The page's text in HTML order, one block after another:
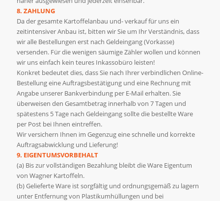
8. ZAHLUNG
Da der gesamte Kartoffelanbau und- verkauf für uns ein
zeitintensiver Anbau ist, bitten wir Sie um Ihr Verständnis, dass
wir alle Bestellungen erst nach Geldeingang (Vorkasse)
versenden. Für die wenigen säumige Zähler wollen und können
wir uns einfach kein teures Inkassobüro leisten!
Konkret bedeutet dies, dass Sie nach Ihrer verbindlichen Online-
Bestellung eine Auftragsbestätigung und eine Rechnung mit
Angabe unserer Bankverbindung per E-Mail erhalten. Sie
überweisen den Gesamtbetrag innerhalb von 7 Tagen und
spätestens 5 Tage nach Geldeingang sollte die bestellte Ware
per Post bei Ihnen eintreffen.
Wir versichern Ihnen im Gegenzug eine schnelle und korrekte
Auftragsabwicklung und Lieferung!
9. EIGENTUMSVORBEHALT
(a) Bis zur vollständigen Bezahlung bleibt die Ware Eigentum
von Wagner Kartoffeln.
(b) Gelieferte Ware ist sorgfältig und ordnungsgemäß zu lagern
unter Entfernung von Plastikumhüllungen und bei